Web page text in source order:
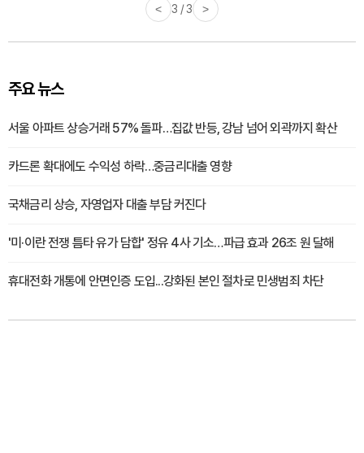
< 3 / 3 >
주요 뉴스
서울 아파트 상승거래 57% 돌파…집값 반등, 강남 넘어 외곽까지 확산
카드론 확대에도 수익성 하락…중금리대출 영향
국채금리 상승, 자영업자 대출 부담 커진다
'미·이란 전쟁 틈타 유가 담합' 정유 4사 기소…파급 효과 26조 원 달해
휴대전화 개통에 안면인증 도입...강화된 본인 절차로 민생범죄 차단